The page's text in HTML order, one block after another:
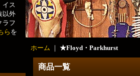
イス
以外
ラフ
ら を
ホーム ｜ ★Floyd・Parkhurst
商品一覧